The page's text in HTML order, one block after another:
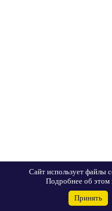
Сайт использует файлы
Подробнее об этом
Принять